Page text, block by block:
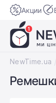
Акции
NewTime.ua